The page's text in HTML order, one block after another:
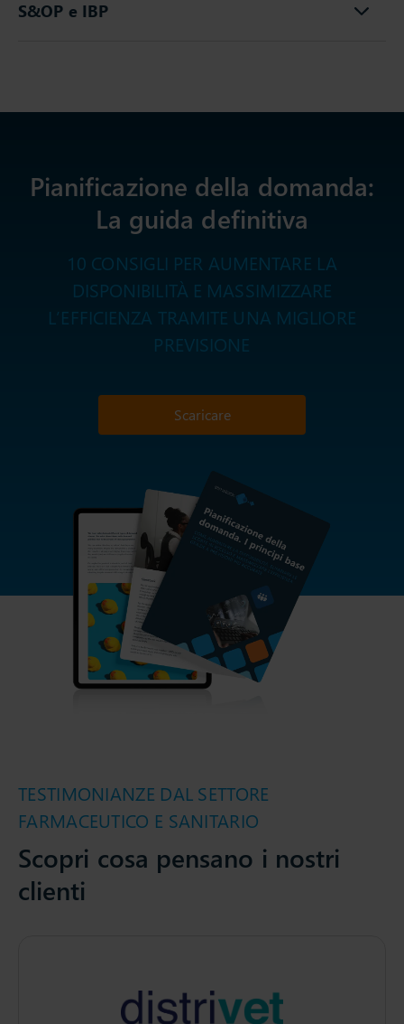
S&OP e IBP
Pianificazione della domanda:
La guida definitiva
10 CONSIGLI PER AUMENTARE LA
DISPONIBILITÀ E MASSIMIZZARE
L’EFFICIENZA TRAMITE UNA MIGLIORE
PREVISIONE
Scaricare
TESTIMONIANZE DAL SETTORE
FARMACEUTICO E SANITARIO
Scopri cosa pensano i nostri
clienti